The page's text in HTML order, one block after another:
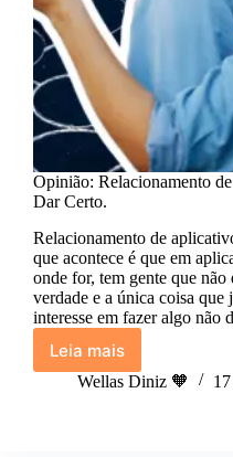
Opinião: Relacionamento
Dar Certo.
Relacionamento de
que acontece é que em
onde for, tem gente que
verdade e a única coisa que
interesse em fazer algo não
Leia mais
Opinião:
Relacionamento
Wellas Diniz 🧡